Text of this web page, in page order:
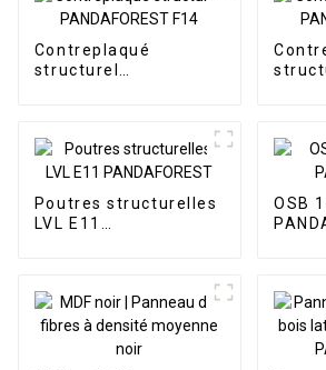
Contreplaqué
structurel
Poutres structurelles
LVL E11
OSB